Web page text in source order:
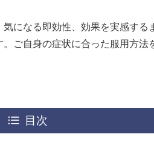
になる即効性、効果を実感する
ご自身の症状に合った服用方法
目次